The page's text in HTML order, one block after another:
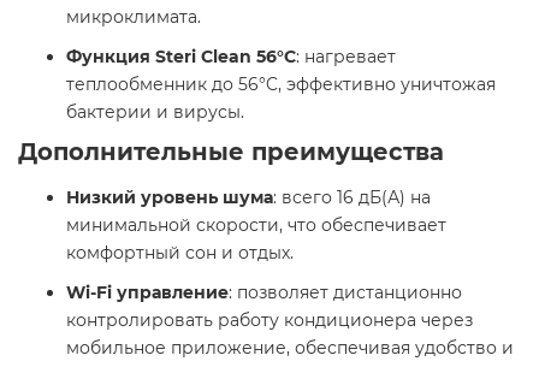
микроклимата.​
Функция Steri Clean 56°C: нагревает
теплообменник до 56°C, эффективно уничтожая
бактерии и вирусы.​
Дополнительные преимущества
Низкий уровень шума: всего 16 дБ(А) на
минимальной скорости, что обеспечивает
комфортный сон и отдых.​
Wi-Fi управление: позволяет дистанционно
контролировать работу кондиционера через
мобильное приложение, обеспечивая удобство и